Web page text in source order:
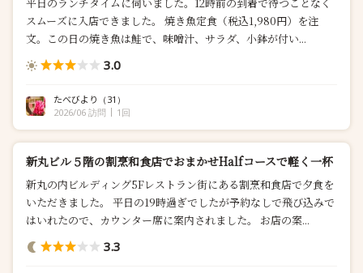
平日のランチタイムに伺いました。12時前の到着で待つことなく
スムーズに入店できました。 焼き魚定食（税込1,980円）を注
文。この日の焼き魚は鮭で、味噌汁、サラダ、小鉢が付い...
3.0
たべびより （31）
2026/06 訪問
1回
新丸ビル５階の割烹和食店でおまかせHalfコースで軽く一杯
新丸の内ビルディング5Fレストラン街にある割烹和食店で夕食を
いただきました。 平日の19時過ぎでしたが予約なしで飛び込みで
はいれたので、カウンター席に案内されました。 お店の案...
3.3